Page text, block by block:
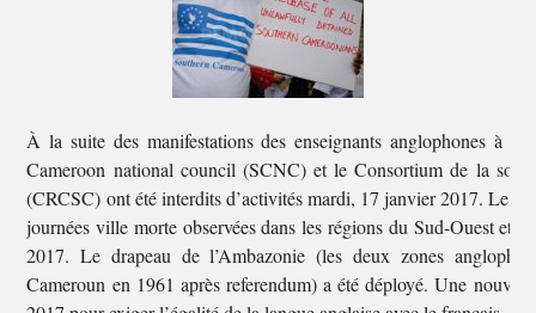
À la suite des manifestations des enseignants anglophones à
Cameroon national council (SCNC) et le Consortium de la
(CRCSC) ont été interdits d’activités mardi, 17 janvier 2017. Le
journées ville morte observées dans les régions du Sud-Ouest et
2017. Le drapeau de l’Ambazonie (les deux zones
Cameroun en 1961 après referendum) a été déployé. Une